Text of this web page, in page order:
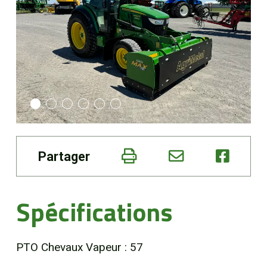
Partager
Spécifications
PTO Chevaux Vapeur : 57
À propos
Promotions
Carrières
Actualités
Nous joindre
EN